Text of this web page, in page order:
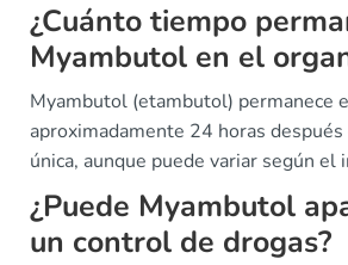
¿Cuánto tiempo
Myambutol en el
Myambutol (etambutol) permanece
aproximadamente 24 horas después
única, aunque puede variar según el
¿Puede Myambutol
un control de drogas?